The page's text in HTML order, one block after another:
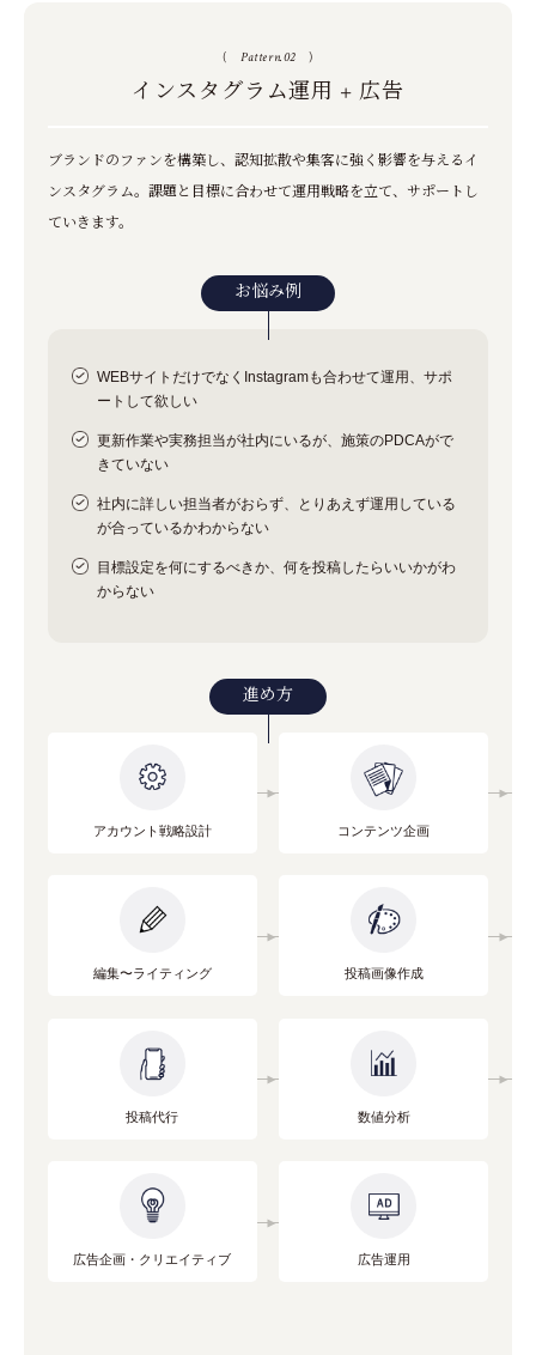
( Pattern.02)
インスタグラム運用 + 広告
ブランドのファンを構築し、認知拡散や集客に強く影響を与えるイ
ンスタグラム。 課題と目標に合わせて運用戦略を立て、サポートし
ていきます。
お悩み例
WEBサイトだけでなくInstagramも合わせて運用、サポ
ートして欲しい
更新作業や実務担当が社内にいるが、施策のPDCAがで
きていない
社内に詳しい担当者がおらず、とりあえず運用している
が合っているかわからない
目標設定を何にするべきか、何を投稿したらいいかがわ
からない
進め方
アカウント戦略設計 コンテンツ企画
編集〜ライティング 投稿画像作成
投稿代行 数値分析
広告企画・クリエイティブ 広告運用